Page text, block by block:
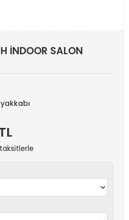
İNDOOR SALON